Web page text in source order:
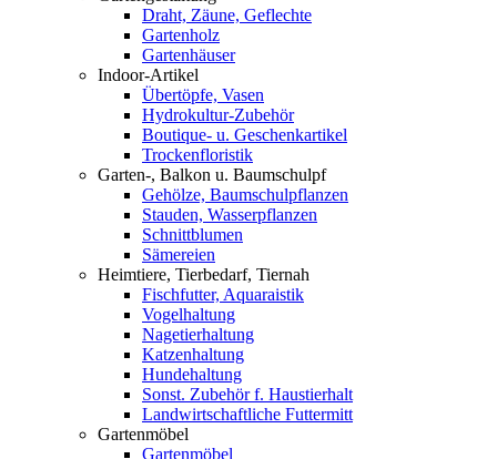
Draht, Zäune, Geflechte
Gartenholz
Gartenhäuser
Indoor-Artikel
Übertöpfe, Vasen
Hydrokultur-Zubehör
Boutique- u. Geschenkartikel
Trockenfloristik
Garten-, Balkon u. Baumschulpf
Gehölze, Baumschulpflanzen
Stauden, Wasserpflanzen
Schnittblumen
Sämereien
Heimtiere, Tierbedarf, Tiernah
Fischfutter, Aquaraistik
Vogelhaltung
Nagetierhaltung
Katzenhaltung
Hundehaltung
Sonst. Zubehör f. Haustierhalt
Landwirtschaftliche Futtermitt
Gartenmöbel
Gartenmöbel